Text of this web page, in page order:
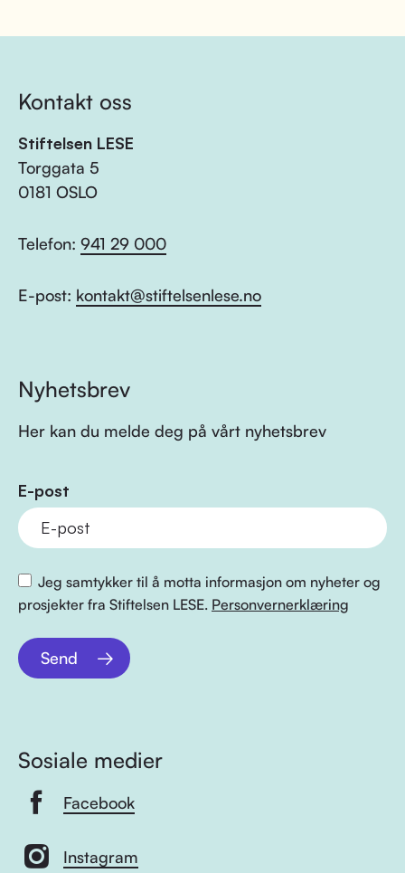
Kontakt oss
Stiftelsen LESE
Torggata 5
0181 OSLO
Telefon: 941 29 000
E-post: kontakt@stiftelsenlese.no
Nyhetsbrev
Her kan du melde deg på vårt nyhetsbrev
E-post
Jeg samtykker til å motta informasjon om nyheter og
prosjekter fra Stiftelsen LESE. Personvernerklæring
Send
Sosiale medier
Facebook
Instagram